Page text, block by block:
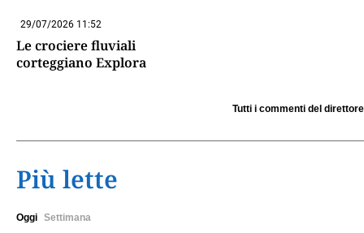
29/07/2026 11:52
Le crociere fluviali
corteggiano Explora
Tutti i commenti del direttore
Più lette
Oggi Settimana